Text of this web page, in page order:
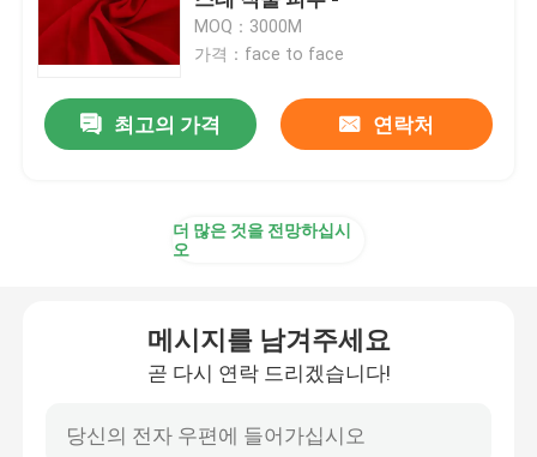
100 폴리에스테 직물
폴리에스테 견주 직물
PVC 입히는 폴리에스테 직물
PU 입히는 폴리에스테 직물
MOQ：3000M
가격：face to face
최고의 가격 연락처
더 많은 것을 전망하십시
오
메시지를 남겨주세요
곧 다시 연락 드리겠습니다!